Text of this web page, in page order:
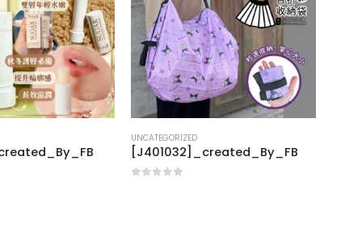
UNCATEGORIZED
[J401032]_created_By_FB